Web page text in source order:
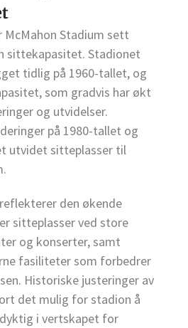
McMahon Stadium sett
sittekapasitet. Stadionet
tidlig på 1960-tallet, og
som gradvis har økt
og utvidelser.
på 1980-tallet og
utvidet sitteplasser til
den økende
sitteplasser ved store
og konserter, samt
fasiliteter som forbedrer
Historiske justeringer av
det mulig for stadion å
i vertskapet for